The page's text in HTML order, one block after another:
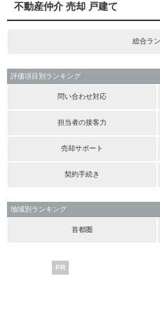
不動産仲介 売却 戸建て
総合ラ
評価項目別ランキング
問い合わせ対応
担当者の接客力
売却サポート
契約手続き
地域別ランキング
首都圏
PR